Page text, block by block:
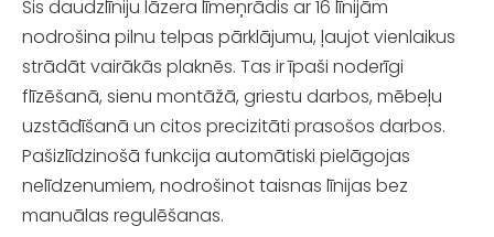
Šis daudzlīniju lāzera līmeņrādis ar 16 līnijām
nodrošina pilnu telpas pārklājumu, ļaujot vienlaikus
strādāt vairākās plaknēs. Tas ir īpaši noderīgi
flīzēšanā, sienu montāžā, griestu darbos, mēbeļu
uzstādīšanā un citos precizitāti prasošos darbos.
Pašizlīdzinošā funkcija automātiski pielāgojas
nelīdzenumiem, nodrošinot taisnas līnijas bez
manuālas regulēšanas.